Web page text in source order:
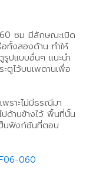
ซม มีลักษณะเปิด
ทั้งสองด้าน ทำให้
รูปแบบอื่นๆ แนะนำ
ะตูไว้บนเพดานเพื่อ
พราะไม่มีธรณีมา
ด้านข้างไว้ พื้นที่นั้น
ป็นฟังก์ชันที่ตอบ
060